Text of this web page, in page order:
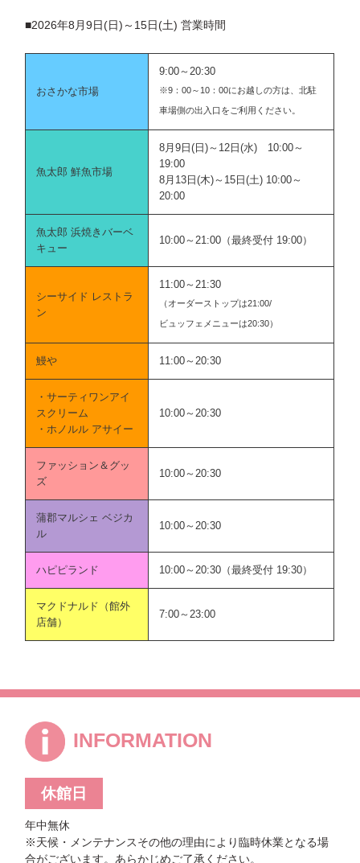
■2026年8月9日(日)～15日(土) 営業時間
おさかな市場
9:00～20:30
※9：00～10：00にお越しの方は、北駐
車場側の出入口をご利用ください。
魚太郎 鮮魚市場
8月9日(日)～12日(水) 10:00～
19:00
8月13日(木)～15日(土) 10:00～
20:00
魚太郎 浜焼きバーベ
キュー
10:00～21:00（最終受付 19:00）
シーサイド レストラ
ン
11:00～21:30
（オーダーストップは21:00/
ビュッフェメニューは20:30）
鰻や 11:00～20:30
・サーティワンアイ
スクリーム
・ホノルル アサイー
10:00～20:30
ファッション＆グッ
ズ
10:00～20:30
蒲郡マルシェ ベジカ
ル
10:00～20:30
ハピピランド 10:00～20:30（最終受付 19:30）
マクドナルド（館外
店舗）
7:00～23:00
INFORMATION
休館日
年中無休
※天候・メンテナンスその他の理由により臨時休業となる場
合がございます。あらかじめご了承ください。